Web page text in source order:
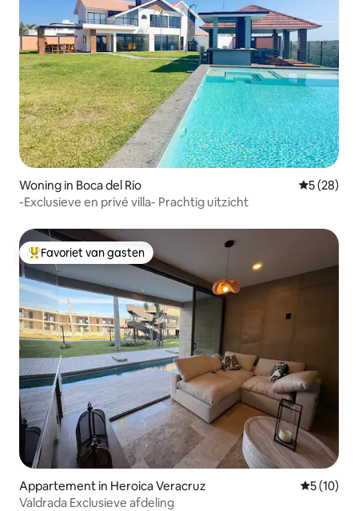
Woning in Boca del Río
5 (28)
-Exclusieve en privé villa- Prachtig uitzicht
Topfavoriet van gasten
Favoriet van gasten
Appartement in Heroica Veracruz
5 (10)
Valdrada Exclusieve afdeling